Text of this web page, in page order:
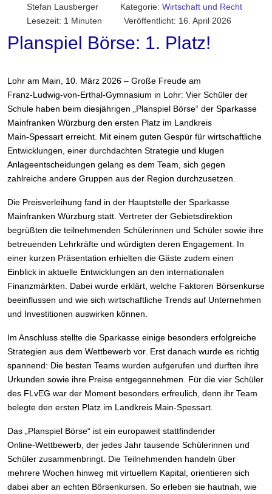
Stefan Lausberger Kategorie: Wirtschaft und Recht
Lesezeit: 1 Minuten
Veröffentlicht: 16. April 2026
Planspiel Börse: 1. Platz!
Lohr am Main, 10. März 2026 – Große Freude am
Franz‑Ludwig‑von‑Erthal‑Gymnasium in Lohr: Vier Schüler der
Schule haben beim diesjährigen „Planspiel Börse“ der Sparkasse
Mainfranken Würzburg den ersten Platz im Landkreis
Main‑Spessart erreicht. Mit einem guten Gespür für wirtschaftliche
Entwicklungen, einer durchdachten Strategie und klugen
Anlageentscheidungen gelang es dem Team, sich gegen
zahlreiche andere Gruppen aus der Region durchzusetzen.
Die Preisverleihung fand in der Hauptstelle der Sparkasse
Mainfranken Würzburg statt. Vertreter der Gebietsdirektion
begrüßten die teilnehmenden Schülerinnen und Schüler sowie ihre
betreuenden Lehrkräfte und würdigten deren Engagement. In
einer kurzen Präsentation erhielten die Gäste zudem einen
Einblick in aktuelle Entwicklungen an den internationalen
Finanzmärkten. Dabei wurde erklärt, welche Faktoren Börsenkurse
beeinflussen und wie sich wirtschaftliche Trends auf Unternehmen
und Investitionen auswirken können.
Im Anschluss stellte die Sparkasse einige besonders erfolgreiche
Strategien aus dem Wettbewerb vor. Erst danach wurde es richtig
spannend: Die besten Teams wurden aufgerufen und durften ihre
Urkunden sowie ihre Preise entgegennehmen. Für die vier Schüler
des FLvEG war der Moment besonders erfreulich, denn ihr Team
belegte den ersten Platz im Landkreis Main‑Spessart.
Das „Planspiel Börse“ ist ein europaweit stattfindender
Online‑Wettbewerb, der jedes Jahr tausende Schülerinnen und
Schüler zusammenbringt. Die Teilnehmenden handeln über
mehrere Wochen hinweg mit virtuellem Kapital, orientieren sich
dabei aber an echten Börsenkursen. So erleben sie hautnah, wie